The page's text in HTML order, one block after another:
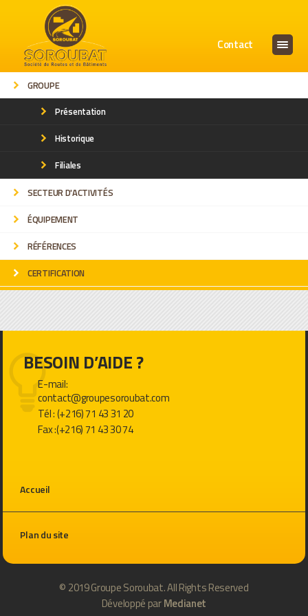
Contact
GROUPE
Présentation
Historique
Filiales
SECTEUR D'ACTIVITÉS
ÉQUIPEMENT
RÉFÉRENCES
CERTIFICATION
CERTIFICATION
Accueil»CERTIFICATION
BESOIN D’AIDE ?
E-mail:
contact@groupesoroubat.com
Tél : (+216) 71 43 31 20
Fax :(+216) 71 43 30 74
Accueil
Plan du site
© 2019Groupe Soroubat. All Rights Reserved
Développé parMedianet